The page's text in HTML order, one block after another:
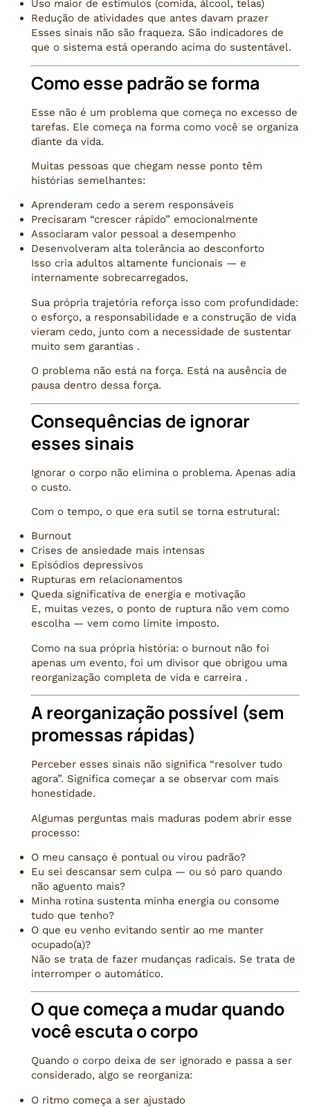
Uso maior de estímulos (comida, álcool, telas)
Redução de atividades que antes davam prazer
Esses sinais não são fraqueza. São indicadores de
que o sistema está operando acima do sustentável.
Como esse padrão se forma
Esse não é um problema que começa no excesso de
tarefas. Ele começa na forma como você se organiza
diante da vida.
Muitas pessoas que chegam nesse ponto têm
histórias semelhantes:
Aprenderam cedo a serem responsáveis
Precisaram “crescer rápido” emocionalmente
Associaram valor pessoal a desempenho
Desenvolveram alta tolerância ao desconforto
Isso cria adultos altamente funcionais — e
internamente sobrecarregados.
Sua própria trajetória reforça isso com profundidade:
o esforço, a responsabilidade e a construção de vida
vieram cedo, junto com a necessidade de sustentar
muito sem garantias .
O problema não está na força. Está na ausência de
pausa dentro dessa força.
Consequências de ignorar
esses sinais
Ignorar o corpo não elimina o problema. Apenas adia
o custo.
Com o tempo, o que era sutil se torna estrutural:
Burnout
Crises de ansiedade mais intensas
Episódios depressivos
Rupturas em relacionamentos
Queda significativa de energia e motivação
E, muitas vezes, o ponto de ruptura não vem como
escolha — vem como limite imposto.
Como na sua própria história: o burnout não foi
apenas um evento, foi um divisor que obrigou uma
reorganização completa de vida e carreira .
A reorganização possível (sem
promessas rápidas)
Perceber esses sinais não significa “resolver tudo
agora”. Significa começar a se observar com mais
honestidade.
Algumas perguntas mais maduras podem abrir esse
processo:
O meu cansaço é pontual ou virou padrão?
Eu sei descansar sem culpa — ou só paro quando
não aguento mais?
Minha rotina sustenta minha energia ou consome
tudo que tenho?
O que eu venho evitando sentir ao me manter
ocupado(a)?
Não se trata de fazer mudanças radicais. Se trata de
interromper o automático.
O que começa a mudar quando
você escuta o corpo
Quando o corpo deixa de ser ignorado e passa a ser
considerado, algo se reorganiza:
O ritmo começa a ser ajustado